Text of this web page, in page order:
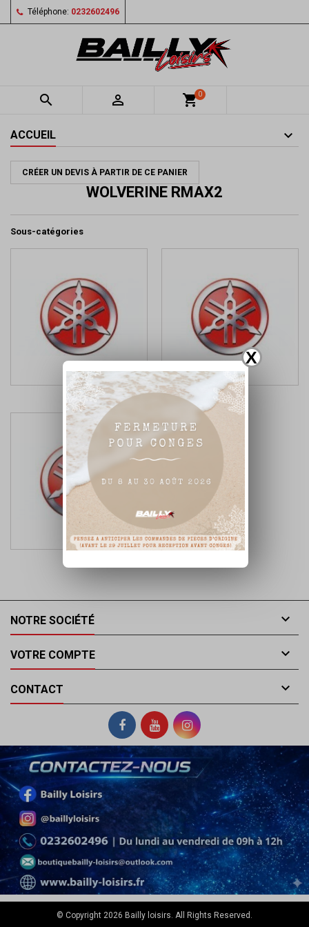
X
Téléphone: 0232602496
  shopping_cart0
ACCUEIL
CRÉER UN DEVIS À PARTIR DE CE PANIER
WOLVERINE RMAX2
Sous-catégories
2021 2022
NOTRE SOCIÉTÉ 
VOTRE COMPTE 
CONTACT 
© Copyright 2026 Bailly loisirs. All Rights Reserved.